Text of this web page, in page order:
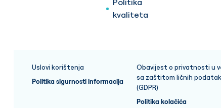
Politika
kvaliteta
Uslovi korištenja
Politika sigurnosti informacija
Obavijest o privatnosti u
sa zaštitom ličnih
(GDPR)
Politika kolačića